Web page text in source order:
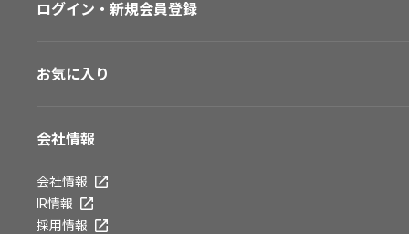
ログイン・新規会員登録
お気に入り
会社情報
会社情報
IR情報
採用情報